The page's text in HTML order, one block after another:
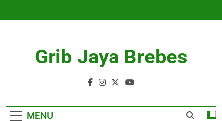
Grib Jaya Brebes
MENU